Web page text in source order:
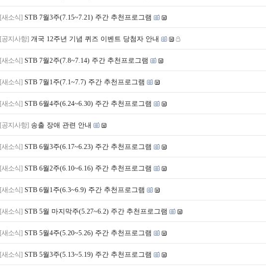
[새소식] STB 7월3주(7.15~7.21) 주간 추천프로그램
[공지사항] 개국 12주년 기념 퀴즈 이벤트 당첨자 안내
[새소식] STB 7월2주(7.8~7.14) 주간 추천프로그램
[새소식] STB 7월1주(7.1~7.7) 주간 추천프로그램
[새소식] STB 6월4주(6.24~6.30) 주간 추천프로그램
[공지사항] 송출 장애 관련 안내
[새소식] STB 6월3주(6.17~6.23) 주간 추천프로그램
[새소식] STB 6월2주(6.10~6.16) 주간 추천프로그램
[새소식] STB 6월1주(6.3~6.9) 주간 추천프로그램
[새소식] STB 5월 마지막주(5.27~6.2) 주간 추천프로그램
[새소식] STB 5월4주(5.20~5.26) 주간 추천프로그램
[새소식] STB 5월3주(5.13~5.19) 주간 추천프로그램